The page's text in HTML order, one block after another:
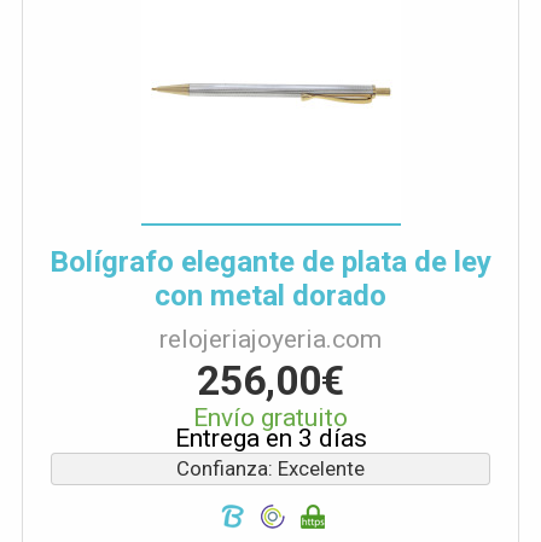
Bolígrafo elegante de plata de ley
con metal dorado
relojeriajoyeria.com
256,00€
Envío gratuito
Entrega en 3 días
Confianza: Excelente